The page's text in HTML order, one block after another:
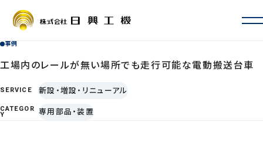
会社概要・沿革
ISO認証・許認可
拠点一覧・アクセス
事例
工場内のレールが無い場所でも走行可能な電動搬送台車
SERVICE 新設・増設・リニューアル
CATEGOR
Y 専用部品・装置